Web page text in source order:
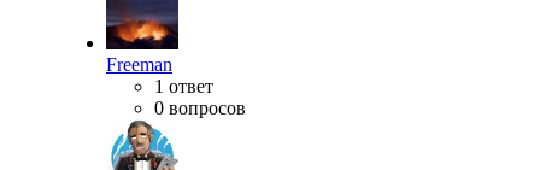
Freeman
1 ответ
0 вопросов